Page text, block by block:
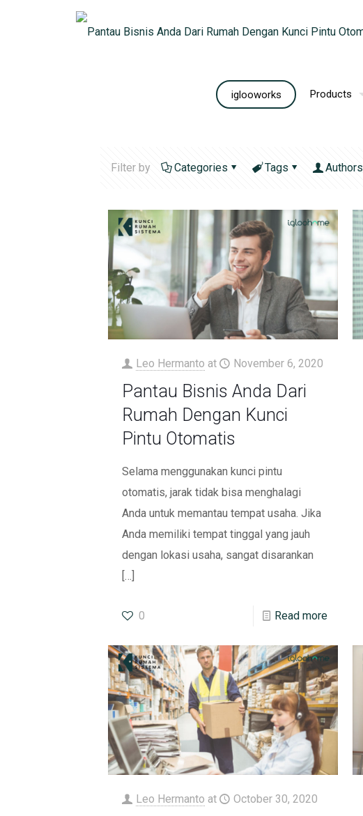
iglooworks Products
Filter by Categories Tags Authors
Leo Hermanto at November 6, 2020
Pantau Bisnis Anda Dari
Rumah Dengan Kunci
Pintu Otomatis
Selama menggunakan kunci pintu
otomatis, jarak tidak bisa menghalagi
Anda untuk memantau tempat usaha. Jika
Anda memiliki tempat tinggal yang jauh
dengan lokasi usaha, sangat disarankan
[…]
0 Read more
Leo Hermanto at October 30, 2020